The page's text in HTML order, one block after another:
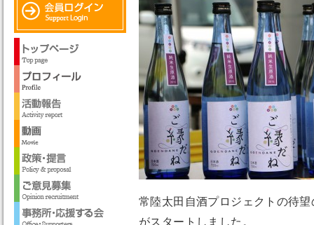
常陸太田自酒プロジェクトの待
がスタートしました。